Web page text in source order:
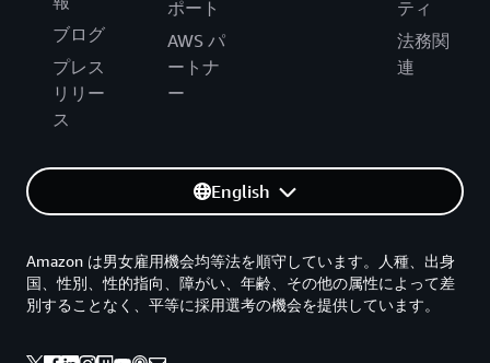
ブログ
プレス
リリー
ス
ポート
AWS パ
ートナ
ー
ティ
法務関
連
English
Amazon は男女雇用機会均等法を順守しています。人種、出身
国、性別、性的指向、障がい、年齢、その他の属性によって差
別することなく、平等に採用選考の機会を提供しています。